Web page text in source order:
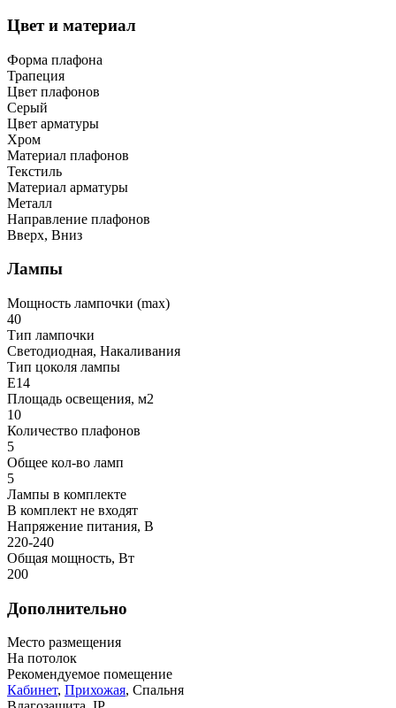
Цвет и материал
Форма плафона
Трапеция
Цвет плафонов
Серый
Цвет арматуры
Хром
Материал плафонов
Текстиль
Материал арматуры
Металл
Направление плафонов
Вверх, Вниз
Лампы
Мощность лампочки (max)
40
Тип лампочки
Светодиодная, Накаливания
Тип цоколя лампы
E14
Площадь освещения, м2
10
Количество плафонов
5
Общее кол-во ламп
5
Лампы в комплекте
В комплект не входят
Напряжение питания, В
220-240
Общая мощность, Вт
200
Дополнительно
Место размещения
На потолок
Рекомендуемое помещение
Кабинет, Прихожая, Спальня